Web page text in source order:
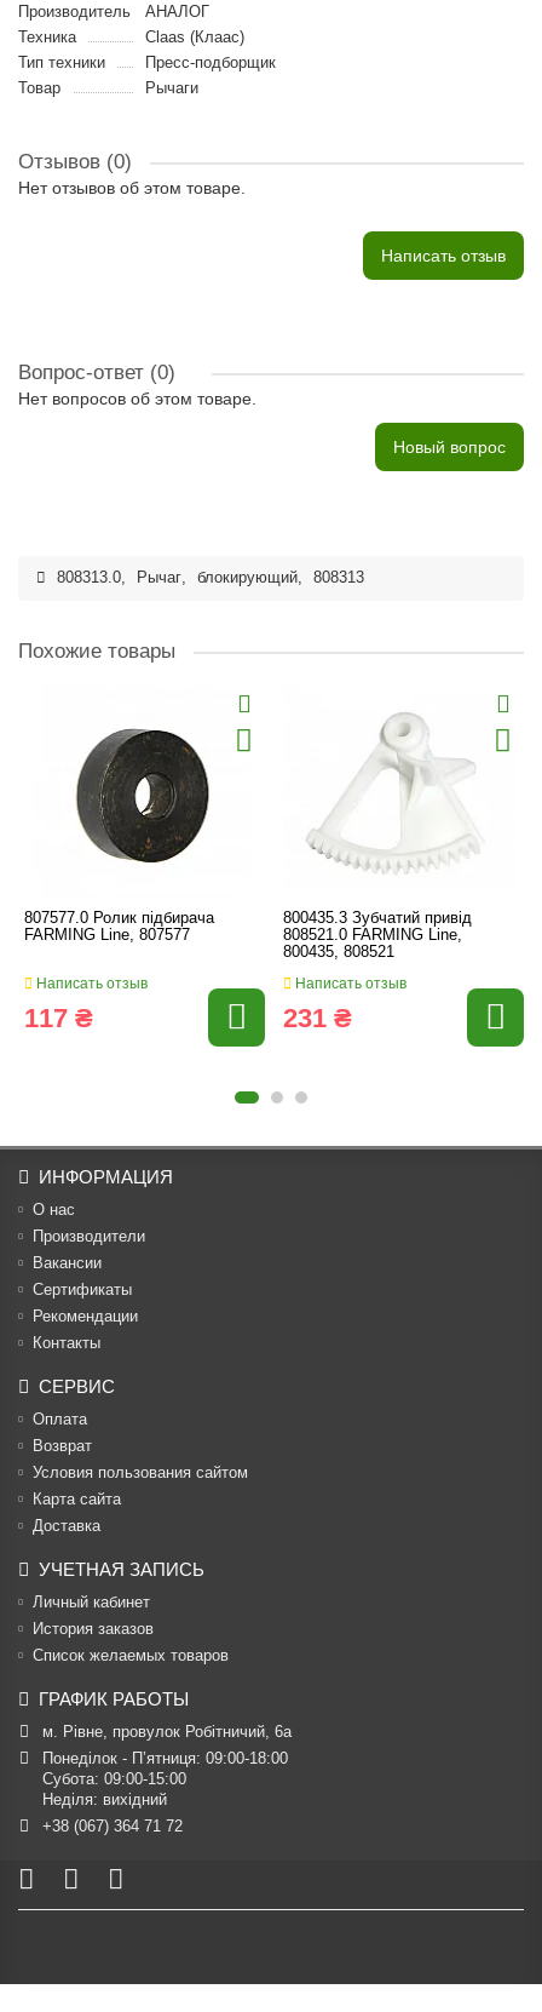
Производитель
АНАЛОГ
Техника
Claas (Клаас)
Тип техники
Пресс-подборщик
Товар
Рычаги
Отзывов (0)
Нет отзывов об этом товаре.
Написать отзыв
Вопрос-ответ (0)
Нет вопросов об этом товаре.
Новый вопрос
808313.0, Рычаг, блокирующий, 808313
Похожие товары
807577.0 Ролик підбирача
FARMING Line, 807577
Написать отзыв
117 ₴
800435.3 Зубчатий привід
808521.0 FARMING Line,
800435, 808521
Написать отзыв
231 ₴
ИНФОРМАЦИЯ
О нас
Производители
Вакансии
Cертификаты
Рекомендации
Контакты
СЕРВИС
Оплата
Возврат
Условия пользования сайтом
Карта сайта
Доставка
УЧЕТНАЯ ЗАПИСЬ
Личный кабинет
История заказов
Список желаемых товаров
ГРАФИК РАБОТЫ
м. Рівне, провулок Робітничий, 6а
Понеділок - П’ятниця: 09:00-18:00
Субота: 09:00-15:00
Неділя: вихідний
+38 (067) 364 71 72